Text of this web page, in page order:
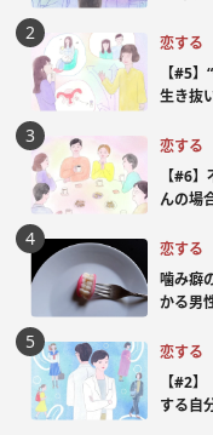
恋する
【#5
生き抜
恋する
【#6
んの場
恋する
噛み癖
かる男
恋する
【#2
する自